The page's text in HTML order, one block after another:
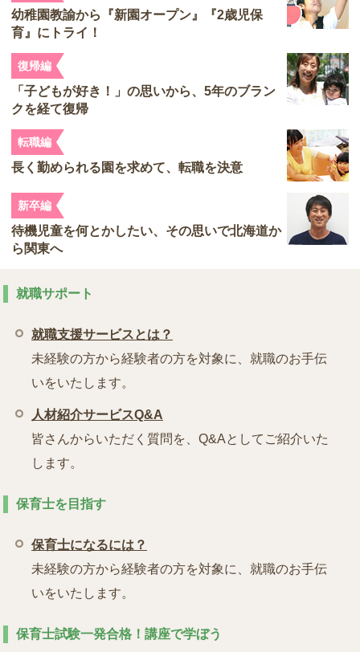
幼稚園教諭から『新園オープン』『2歳児保
育』にトライ！
復帰編
「子どもが好き！」の思いから、5年のブラン
クを経て復帰
転職編
長く勤められる園を求めて、転職を決意
新卒編
待機児童を何とかしたい、その思いで北海道か
ら関東へ
就職サポート
就職支援サービスとは？
未経験の方から経験者の方を対象に、就職のお手伝
いをいたします。
人材紹介サービスQ&A
皆さんからいただく質問を、Q&Aとしてご紹介いた
します。
保育士を目指す
保育士になるには？
未経験の方から経験者の方を対象に、就職のお手伝
いをいたします。
保育士試験一発合格！講座で学ぼう